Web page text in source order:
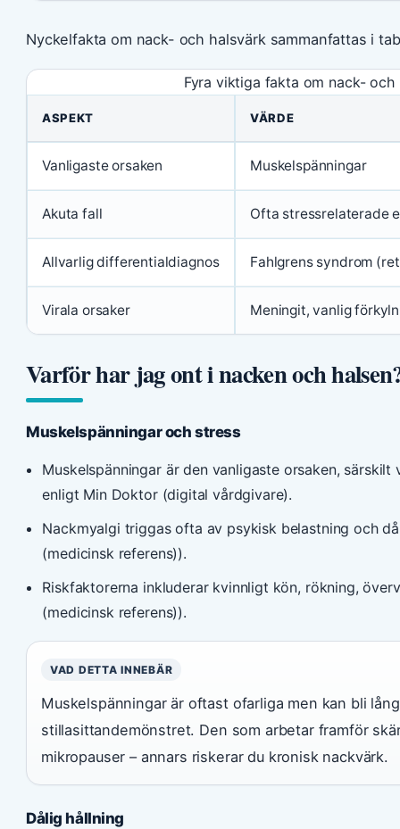
Nyckelfakta om nack- och halsvärk sammanfattas i
Fyra viktiga fakta om nack- och
ASPEKT VÄRDE
Vanligaste orsaken Muskelspänningar
Akuta fall Ofta stressrelaterade
Allvarlig differentialdiagnos Fahlgrens syndrom
Virala orsaker Meningit, vanlig
Varför har jag ont i nacken och
Muskelspänningar och stress
Muskelspänningar är den vanligaste orsaken,
enligt Min Doktor (digital vårdgivare).
Nackmyalgi triggas ofta av psykisk belastning och
(medicinsk referens)).
Riskfaktorerna inkluderar kvinnligt kön, rökning,
(medicinsk referens)).
VAD DETTA INNEBÄR
Muskelspänningar är oftast ofarliga men kan bli
stillasittandemönstret. Den som arbetar framför
mikropauser – annars riskerar du kronisk nackvärk.
Dålig hållning